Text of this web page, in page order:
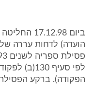
ביום
הועדה) לדחות עררה
לפי סעיף
הפקודה). ברקע